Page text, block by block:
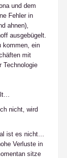
und dem
Fehler in
ahnen),
ausgebügelt.
kommen, ein
mit
Technologie
nicht, wird
ist es nicht…
Verluste in
sitze